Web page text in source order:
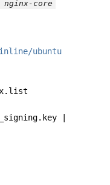
nginx-core
ubuntu
|